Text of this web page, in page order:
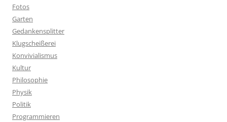
Fotos
Garten
Gedankensplitter
Klugscheißerei
Konvivialismus
Kultur
Philosophie
Physik
Politik
Programmieren